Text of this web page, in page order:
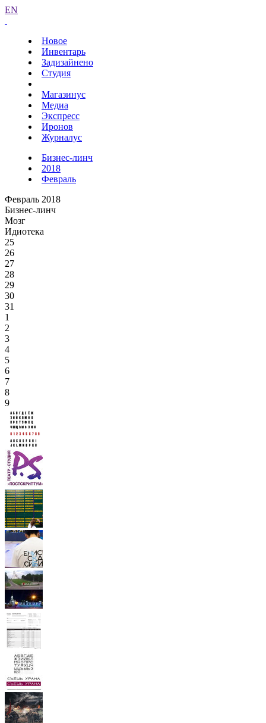
EN
Новое
Инвентарь
Задизайнено
Студия
Магазинус
Медиа
Экспресс
Иронов
Журналус
Бизнес-линч
2018
Февраль
Февраль 2018
Бизнес-линч
Мозг
Идиотека
25
26
27
28
29
30
31
1
2
3
4
5
6
7
8
9